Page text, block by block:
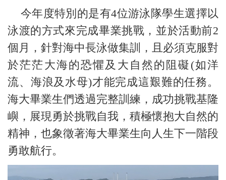
今年度特別的是有4位游泳隊學生選擇以
泳渡的方式來完成畢業挑戰，並於活動前2
個月，針對海中長泳做集訓，且必須克服對
於茫茫大海的恐懼及大自然的阻礙(如洋
流、海浪及水母)才能完成這艱難的任務。
海大畢業生們透過完整訓練，成功挑戰基隆
嶼，展現勇於挑戰自我，積極懷抱大自然的
精神，也象徵著海大畢業生向人生下一階段
勇敢航行。